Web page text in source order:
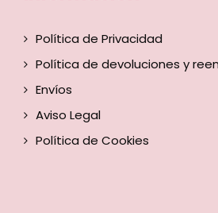
Política de Privacidad
Política de devoluciones y
Envíos
Aviso Legal
Política de Cookies